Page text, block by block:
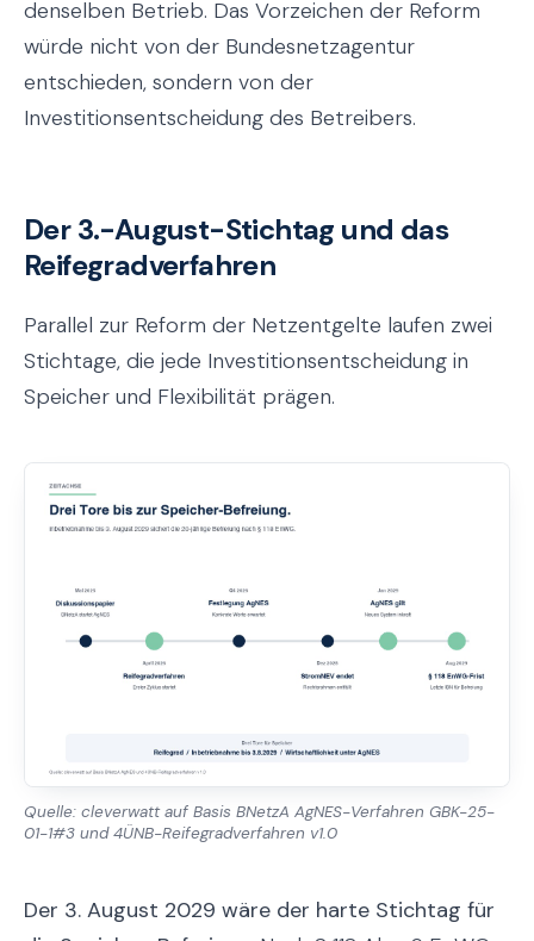
denselben Betrieb. Das Vorzeichen der Reform
würde nicht von der Bundesnetzagentur
entschieden, sondern von der
Investitionsentscheidung des Betreibers.
Der 3.-August-Stichtag und das
Reifegradverfahren
Parallel zur Reform der Netzentgelte laufen zwei
Stichtage, die jede Investitionsentscheidung in
Speicher und Flexibilität prägen.
Quelle: cleverwatt auf Basis BNetzA AgNES-Verfahren GBK-25-
01-1#3 und 4ÜNB-Reifegradverfahren v1.0
Der 3. August 2029 wäre der harte Stichtag für